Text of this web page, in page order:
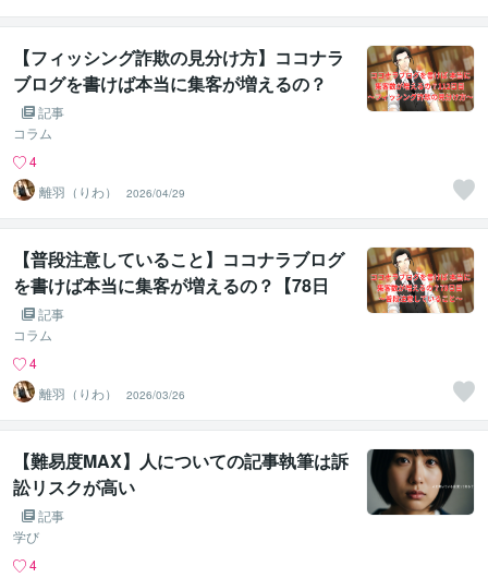
【フィッシング詐欺の見分け方】ココナラ
ブログを書けば本当に集客が増えるの？
【112日目】
記事
コラム
4
離羽（りわ）
2026/04/29
【普段注意していること】ココナラブログ
を書けば本当に集客が増えるの？【78日
目】記事
コラム
4
離羽（りわ）
2026/03/26
【難易度MAX】人についての記事執筆は訴
訟リスクが高い
記事
学び
4